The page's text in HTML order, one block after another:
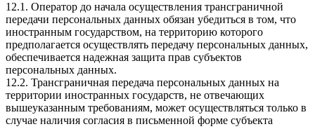
12.1. Оператор до начала осуществления трансграничной
передачи персональных данных обязан убедиться в том, что
иностранным государством, на территорию которого
предполагается осуществлять передачу персональных данных,
обеспечивается надежная защита прав субъектов
персональных данных.
12.2. Трансграничная передача персональных данных на
территории иностранных государств, не отвечающих
вышеуказанным требованиям, может осуществляться только в
случае наличия согласия в письменной форме субъекта